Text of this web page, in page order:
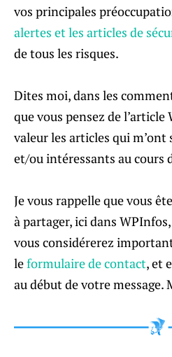
vos principales
alertes et les articles de
de tous les risques.
Dites moi, dans les
que vous pensez de
valeur les articles qui
et/ou intéressants au cours
Je vous rappelle que vous
à partager, ici dans
vous considérerez
leformulaire de contact, et
au début de votre message.